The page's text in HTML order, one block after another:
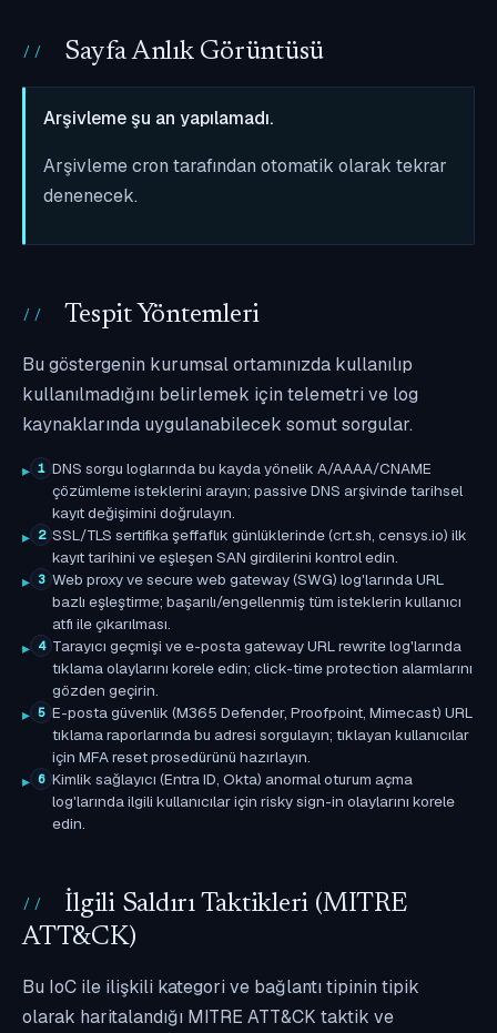
Sayfa Anlık Görüntüsü
Arşivleme şu an yapılamadı.
Arşivleme cron tarafından otomatik olarak tekrar
denenecek.
Tespit Yöntemleri
Bu göstergenin kurumsal ortamınızda kullanılıp
kullanılmadığını belirlemek için telemetri ve log
kaynaklarında uygulanabilecek somut sorgular.
1 DNS sorgu loglarında bu kayda yönelik A/AAAA/CNAME
çözümleme isteklerini arayın; passive DNS arşivinde tarihsel
kayıt değişimini doğrulayın.
2 SSL/TLS sertifika şeffaflık günlüklerinde (crt.sh, censys.io) ilk
kayıt tarihini ve eşleşen SAN girdilerini kontrol edin.
3 Web proxy ve secure web gateway (SWG) log'larında URL
bazlı eşleştirme; başarılı/engellenmiş tüm isteklerin kullanıcı
atfı ile çıkarılması.
4 Tarayıcı geçmişi ve e-posta gateway URL rewrite log'larında
tıklama olaylarını korele edin; click-time protection alarmlarını
gözden geçirin.
5 E-posta güvenlik (M365 Defender, Proofpoint, Mimecast) URL
tıklama raporlarında bu adresi sorgulayın; tıklayan kullanıcılar
için MFA reset prosedürünü hazırlayın.
6 Kimlik sağlayıcı (Entra ID, Okta) anormal oturum açma
log'larında ilgili kullanıcılar için risky sign-in olaylarını korele
edin.
İlgili Saldırı Taktikleri (MITRE
ATT&CK)
Bu IoC ile ilişkili kategori ve bağlantı tipinin tipik
olarak haritalandığı MITRE ATT&CK taktik ve